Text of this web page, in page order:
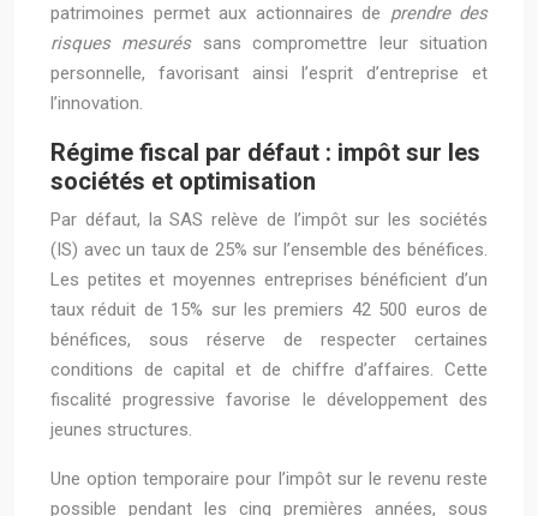
patrimoines permet aux actionnaires de prendre des
risques mesurés sans compromettre leur situation
personnelle, favorisant ainsi l’esprit d’entreprise et
l’innovation.
Régime fiscal par défaut : impôt sur les
sociétés et optimisation
Par défaut, la SAS relève de l’impôt sur les sociétés
(IS) avec un taux de 25% sur l’ensemble des bénéfices.
Les petites et moyennes entreprises bénéficient d’un
taux réduit de 15% sur les premiers 42 500 euros de
bénéfices, sous réserve de respecter certaines
conditions de capital et de chiffre d’affaires. Cette
fiscalité progressive favorise le développement des
jeunes structures.
Une option temporaire pour l’impôt sur le revenu reste
possible pendant les cinq premières années, sous